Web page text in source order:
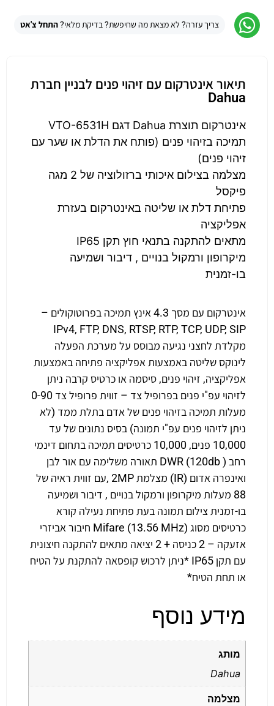
צריך עזרה? לא מצאת מה שחיפשת? בדיקת מלאי?התחל צ'אט
תיאור אינטרקום עם זיהוי פנים לבניין חברת
Dahua
אינטרקום תוצרת Dahua דגם VTO-6531H
תמיכה בזיהוי פנים (פותח את הדלת או שער עם
זיהוי פנים)
מצלמה בצילום איכותי ברזולוציה של 2 מגה
פיקסל
פתיחת דלת או שליטה באינטרקום בעזרת
אפליקציה
מתאים להתקנה בתנאי חוץ תקן IP65
מיקרופון ורמקול בנויים , דיבור ושמיעה
בו-זמנית
אינטרקום עם מסך 4.3 אינץ תמיכה בפרוטוקולים –
IPv4, FTP, DNS, RTSP, RTP, TCP, UDP, SIP
מקלדת לחצני נגיעה מבוסס על מערכת הפעלה
לינוקס שליטה באמצעות אפליקציה פתיחה באמצעות
אפליקציה, זיהוי פנים, סיסמה או כרטיס קרבה ניתן
לזיהוי עפ"י פנים בפרופיל צד – זווית פרופיל צד 0-90
מעלות תמיכה בזיהוי פנים של אדם בתלת ממד (לא
ניתן לזיהוי פנים עפ"י תמונה) בסיס נתונים של עד
10,000 פנים, 10,000 כרטיסים תמיכה בתחום דינמי
רחב DWR (120db ) תאורה משלימה עם אור לבן
ואינפרה אדום (IR) מצלמת 2MP ,עם זווית ראיה של
88 מעלות מיקרופון ורמקול בנויים , דיבור ושמיעה
בו-זמנית צילום תמונה בעת פתיחת נעילה קורא
כרטיסים מסוג Mifare (13.56 MHz) חיבור אביזרי
אזעקה – 2 כניסה + 2 יציאה מתאים להתקנה חיצונית
עם תקן IP65 *ניתן לרכוש קופסאה להתקנת על הטיח
או תחת הטיח*
מידע נוסף
מותג
Dahua
מצלמה